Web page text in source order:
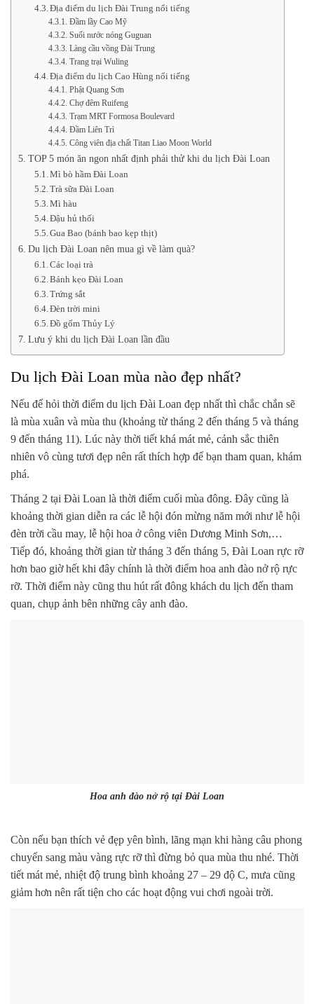
Địa điểm du lịch Đài Trung nổi tiếng
Đầm lầy Cao Mỹ
Suối nước nóng Guguan
Làng cầu vồng Đài Trung
Trang trại Wuling
Địa điểm du lịch Cao Hùng nổi tiếng
Phật Quang Sơn
Chợ đêm Ruifeng
Trạm MRT Formosa Boulevard
Đầm Liên Trì
Công viên địa chất Titan Liao Moon World
TOP 5 món ăn ngon nhất định phải thử khi du lịch Đài Loan
Mì bò hầm Đài Loan
Trà sữa Đài Loan
Mì hàu
Đậu hủ thối
Gua Bao (bánh bao kẹp thịt)
Du lịch Đài Loan nên mua gì về làm quà?
Các loại trà
Bánh kẹo Đài Loan
Trứng sắt
Đèn trời mini
Đồ gốm Thủy Lý
Lưu ý khi du lịch Đài Loan lần đầu
Du lịch Đài Loan mùa nào đẹp nhất?
Nếu để hỏi thời điểm du lịch Đài Loan đẹp nhất thì chắc chắn sẽ
là mùa xuân và mùa thu (khoảng từ tháng 2 đến tháng 5 và tháng
9 đến tháng 11). Lúc này thời tiết khá mát mẻ, cảnh sắc thiên
nhiên vô cùng tươi đẹp nên rất thích hợp để bạn tham quan, khám
phá.
Tháng 2 tại Đài Loan là thời điểm cuối mùa đông. Đây cũng là
khoảng thời gian diễn ra các lễ hội đón mừng năm mới như lễ hội
đèn trời cầu may, lễ hội hoa ở công viên Dương Minh Sơn,…
Tiếp đó, khoảng thời gian từ tháng 3 đến tháng 5, Đài Loan rực rỡ
hơn bao giờ hết khi đây chính là thời điểm hoa anh đào nở rộ rực
rỡ. Thời điểm này cũng thu hút rất đông khách du lịch đến tham
quan, chụp ảnh bên những cây anh đào.
Hoa anh đào nở rộ tại Đài Loan
Còn nếu bạn thích vẻ đẹp yên bình, lãng mạn khi hàng câu phong
chuyển sang màu vàng rực rỡ thì đừng bỏ qua mùa thu nhé. Thời
tiết mát mẻ, nhiệt độ trung bình khoảng 27 – 29 độ C, mưa cũng
giảm hơn nên rất tiện cho các hoạt động vui chơi ngoài trời.